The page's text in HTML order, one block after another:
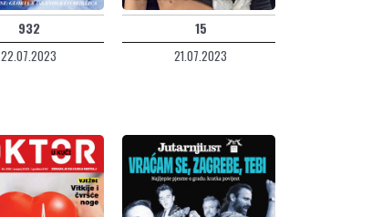
932
22.07.2023
15
21.07.2023